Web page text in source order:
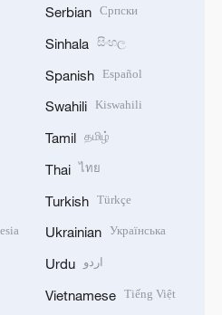
Serbian Српски
Sinhala සිංහල
Spanish Español
Swahili Kiswahili
Tamil தமிழ்
Thai ไทย
Turkish Türkçe
Ukrainian Українська
Urdu اردو
Vietnamese Tiếng Việt